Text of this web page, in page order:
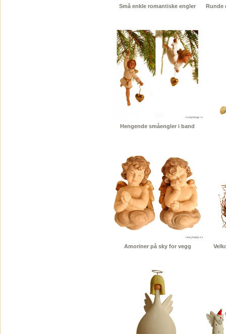
Små enkle romantiske engler Runde
Hengende småengler i band
Amoriner på sky for vegg